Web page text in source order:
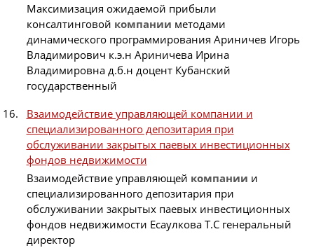
Максимизация ожидаемой прибыли
консалтинговой компании методами
динамического программирования Ариничев Игорь
Владимирович к.э.н Ариничева Ирина
Владимировна д.б.н доцент Кубанский
государственный
Взаимодействие управляющей компании и
специализированного депозитария при
обслуживании закрытых паевых инвестиционных
фондов недвижимости
Взаимодействие управляющей компании и
специализированного депозитария при
обслуживании закрытых паевых инвестиционных
фондов недвижимости Есаулкова Т.С генеральный
директор